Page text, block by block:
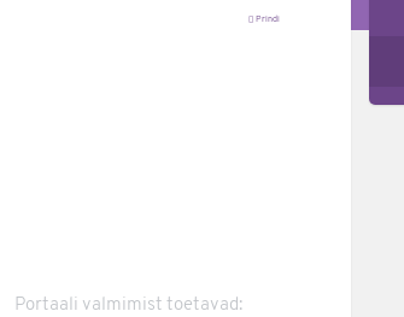
Prindi
Portaali valmimist toetavad: